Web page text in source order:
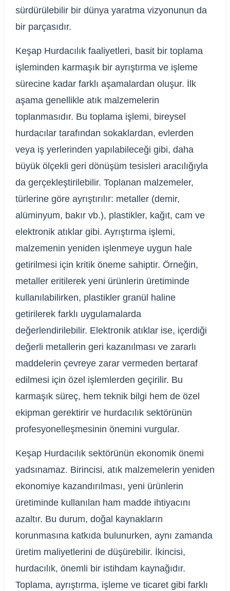
sürdürülebilir bir dünya yaratma vizyonunun da
bir parçasıdır.
Keşap Hurdacılık faaliyetleri, basit bir toplama
işleminden karmaşık bir ayrıştırma ve işleme
sürecine kadar farklı aşamalardan oluşur. İlk
aşama genellikle atık malzemelerin
toplanmasıdır. Bu toplama işlemi, bireysel
hurdacılar tarafından sokaklardan, evlerden
veya iş yerlerinden yapılabileceği gibi, daha
büyük ölçekli geri dönüşüm tesisleri aracılığıyla
da gerçekleştirilebilir. Toplanan malzemeler,
türlerine göre ayrıştırılır: metaller (demir,
alüminyum, bakır vb.), plastikler, kağıt, cam ve
elektronik atıklar gibi. Ayrıştırma işlemi,
malzemenin yeniden işlenmeye uygun hale
getirilmesi için kritik öneme sahiptir. Örneğin,
metaller eritilerek yeni ürünlerin üretiminde
kullanılabilirken, plastikler granül haline
getirilerek farklı uygulamalarda
değerlendirilebilir. Elektronik atıklar ise, içerdiği
değerli metallerin geri kazanılması ve zararlı
maddelerin çevreye zarar vermeden bertaraf
edilmesi için özel işlemlerden geçirilir. Bu
karmaşık süreç, hem teknik bilgi hem de özel
ekipman gerektirir ve hurdacılık sektörünün
profesyonelleşmesinin önemini vurgular.
Keşap Hurdacılık sektörünün ekonomik önemi
yadsınamaz. Birincisi, atık malzemelerin yeniden
ekonomiye kazandırılması, yeni ürünlerin
üretiminde kullanılan ham madde ihtiyacını
azaltır. Bu durum, doğal kaynakların
korunmasına katkıda bulunurken, aynı zamanda
üretim maliyetlerini de düşürebilir. İkincisi,
hurdacılık, önemli bir istihdam kaynağıdır.
Toplama, ayrıştırma, işleme ve ticaret gibi farklı